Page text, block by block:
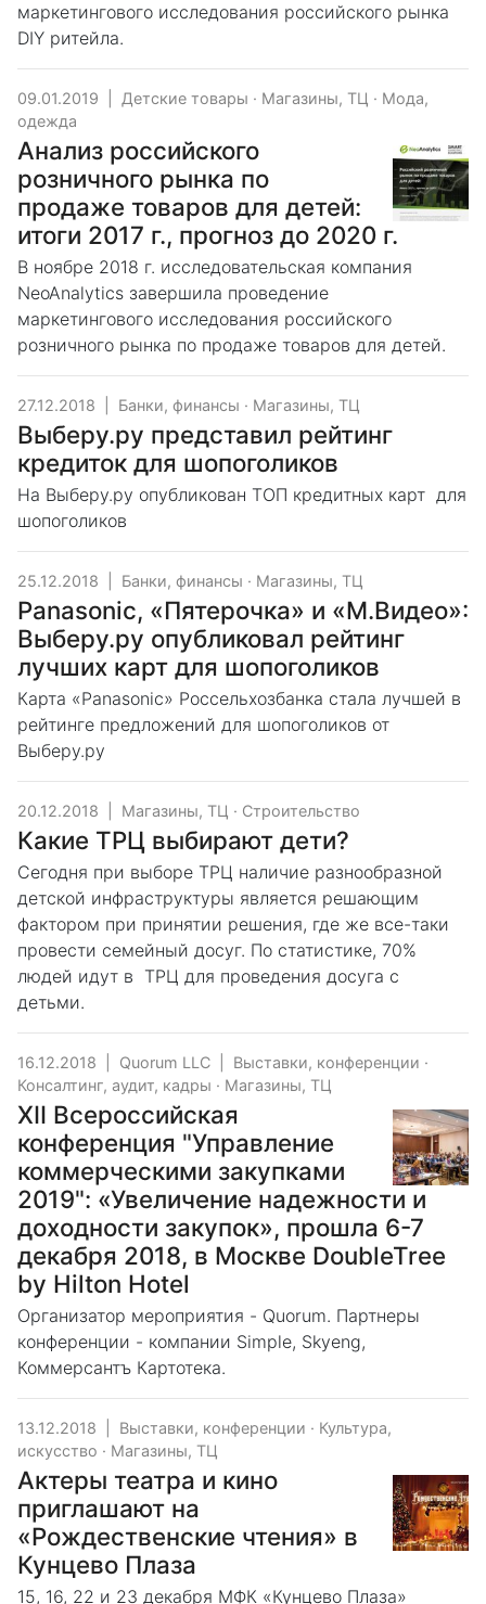
маркетингового исследования российского рынка
DIY ритейла.
09.01.2019 Детские товары · Магазины, ТЦ · Мода,
одежда
Анализ российского
розничного рынка по
продаже товаров для детей:
итоги 2017 г., прогноз до 2020 г.
В ноябре 2018 г. исследовательская компания
NeoAnalytics завершила проведение
маркетингового исследования российского
розничного рынка по продаже товаров для детей.
27.12.2018 Банки, финансы · Магазины, ТЦ
Выберу.ру представил рейтинг
кредиток для шопоголиков
На Выберу.ру опубликован ТОП кредитных карт для
шопоголиков
25.12.2018 Банки, финансы · Магазины, ТЦ
Panasonic, «Пятерочка» и «М.Видео»:
Выберу.ру опубликовал рейтинг
лучших карт для шопоголиков
Карта «Panasonic» Россельхозбанка стала лучшей в
рейтинге предложений для шопоголиков от
Выберу.ру
20.12.2018 Магазины, ТЦ · Строительство
Какие ТРЦ выбирают дети?
Сегодня при выборе ТРЦ наличие разнообразной
детской инфраструктуры является решающим
фактором при принятии решения, где же все-таки
провести семейный досуг. По статистике, 70%
людей идут в ТРЦ для проведения досуга с
детьми.
16.12.2018 Quorum LLC Выставки, конференции ·
Консалтинг, аудит, кадры · Магазины, ТЦ
XII Всероссийская
конференция "Управление
коммерческими закупками
2019": «Увеличение надежности и
доходности закупок», прошла 6-7
декабря 2018, в Москве DoubleTree
by Hilton Hotel
Организатор мероприятия - Quorum. Партнеры
конференции - компании Simple, Skyeng,
Коммерсантъ Картотека.
13.12.2018 Выставки, конференции · Культура,
искусство · Магазины, ТЦ
Актеры театра и кино
приглашают на
«Рождественские чтения» в
Кунцево Плаза
15, 16, 22 и 23 декабря МФК «Кунцево Плаза»